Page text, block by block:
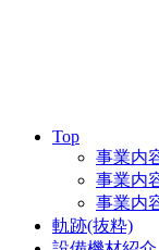
Top
事業内
事業内
事業内
軌跡(抜粋)